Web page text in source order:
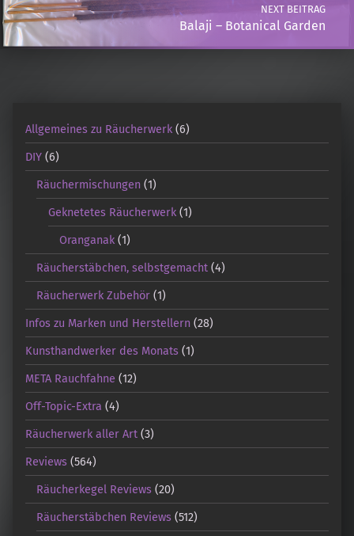
NEXT BEITRAG
Balaji – Botanical Garden
Allgemeines zu Räucherwerk (6)
DIY (6)
Räuchermischungen (1)
Geknetetes Räucherwerk(1)
Oranganak (1)
Räucherstäbchen, selbstgemacht (4)
Räucherwerk Zubehör (1)
Infos zu Marken und Herstellern (28)
Kunsthandwerker des Monats (1)
META Rauchfahne (12)
Off-Topic-Extra (4)
Räucherwerk aller Art (3)
Reviews (564)
Räucherkegel Reviews (20)
Räucherstäbchen Reviews (512)